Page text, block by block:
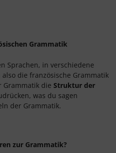
Grammatik
Sprachen, in verschiedene
die französische Grammatik
die Struktur der
was du sagen
der Grammatik.
zur Grammatik?